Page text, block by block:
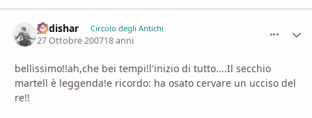
padishar Circolo degli Antichi
27 Ottobre 200718 anni
bellissimo!!ah,che bei tempi!l'inizio di tutto....Il secchio
martell è leggenda!e ricordo: ha osato cervare un ucciso del
re!!